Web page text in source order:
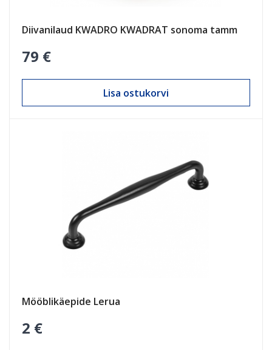
Diivanilaud KWADRO KWADRAT sonoma tamm
79 €
Lisa ostukorvi
Mööblikäepide Lerua
2 €